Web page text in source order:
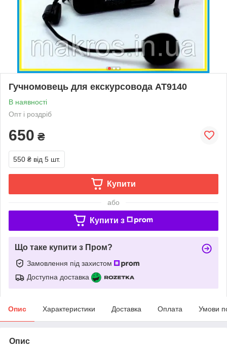
Гучномовець для екскурсовода АТ9140
В наявності
Опт і роздріб
650 ₴
550 ₴ від 5 шт.
Купити
або
Купити з
Що таке купити з Пром?
Замовлення під захистом
Доступна доставка
Опис Характеристики Доставка Оплата Умови
Опис